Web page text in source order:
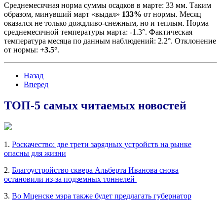
Среднемесячная норма суммы осадков в марте: 33 мм. Таким
образом, минувший март «выдал» 133% от нормы. Месяц
оказался не только дождливо-снежным, но и теплым. Норма
среднемесячной температуры марта: -1.3°. Фактическая
температура месяца по данным наблюдений: 2.2°. Отклонение
от нормы: +3.5°.
Назад
Вперед
ТОП-5 самых читаемых новостей
1. Роскачество: две трети зарядных устройств на рынке
опасны для жизни
2. Благоустройство сквера Альберта Иванова снова
остановили из-за подземных тоннелей
3. Во Мценске мэра также будет предлагать губернатор